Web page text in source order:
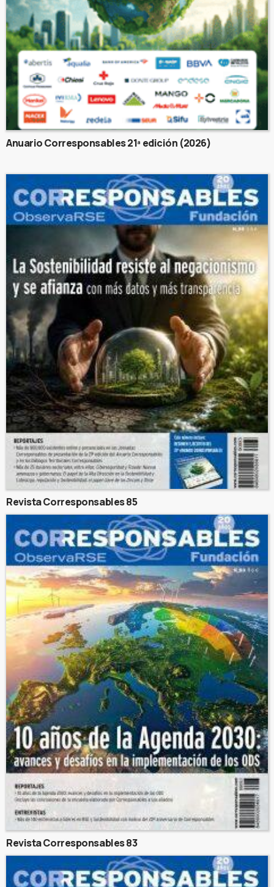
Anuario Corresponsables 21ª edición (2026)
Revista Corresponsables 85
Revista Corresponsables 83